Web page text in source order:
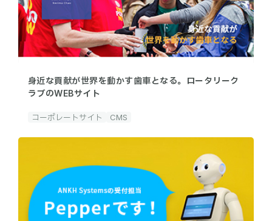
身近な貢献が世界を動かす歯車となる。ロータリーク
ラブのWEBサイト
コーポレートサイト CMS